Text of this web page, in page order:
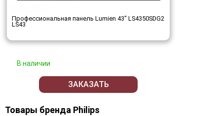
Профессиональная панель Lumien 43" LS4350SDG2
LS43
В наличии
ЗАКАЗАТЬ
Товары бренда Philips